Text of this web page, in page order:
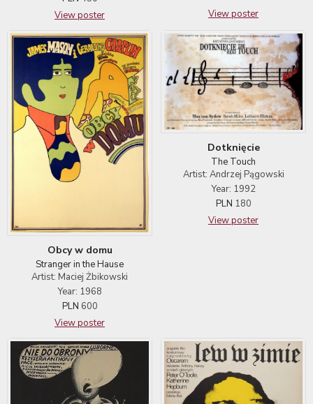
View poster
View poster
Obcy w domu
Stranger in the Hause
Artist: Maciej Żbikowski
Year: 1968
PLN 600
View poster
Dotknięcie
The Touch
Artist: Andrzej Pągowski
Year: 1992
PLN 180
View poster